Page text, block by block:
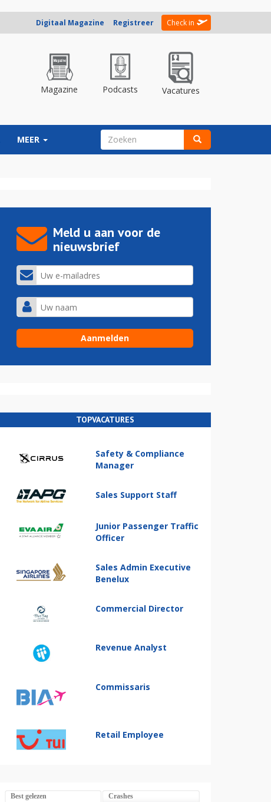
Digitaal Magazine Registreer Check in
Magazine Podcasts Vacatures
MEER ZOEKVELD
Meld u aan voor de
nieuwsbrief
TOPVACATURES
Safety & Compliance
Manager
Sales Support Staff
Junior Passenger Traffic
Officer
Sales Admin Executive
Benelux
Commercial Director
Revenue Analyst
Commissaris
Retail Employee
Best gelezen Crashes